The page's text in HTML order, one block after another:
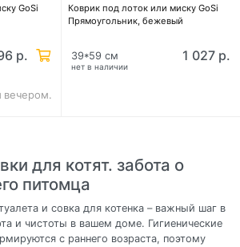
GoSi
р.
вечером.
Коврик под лоток или миску GoSi
Прямоугольник, бежевый
нет в наличии
39*59 см 1 027 р.
для котят. забота о
питомца
и совка для котенка – важный шаг в
и чистоты в вашем доме. Гигиенические
с раннего возраста, поэтому